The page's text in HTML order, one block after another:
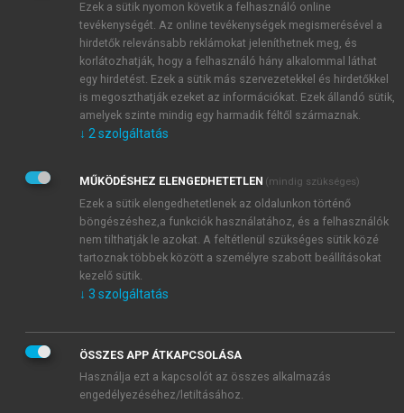
JELSZÓ ÚJRA
Kérek értesítést a MeRSZ újdonságairól, akcióiról.
Kérek értesítést az Akadémiai Kiadó Zrt. újdonságairól,
Adatkezelési tájékoztatóbanfoglaltakat tudomásul
veszem és elfogadom.
Általános vásárlási feltételeket, valamint a szotar.netés a
mersz.huoldalak licencszerződéseiben foglaltakat
tudomásul veszem és elfogadom.
KIPRÓBÁLOM
Ezek a sütik nyomon követik a felhasználó online
tevékenységét. Az online tevékenységek megismerésével a
hirdetők relevánsabb reklámokat jeleníthetnek meg, és
korlátozhatják, hogy a felhasználó hány alkalommal láthat
egy hirdetést. Ezek a sütik más szervezetekkel és hirdetőkkel
is megoszthatják ezeket az információkat. Ezek állandó sütik,
amelyek szinte mindig egy harmadik féltől származnak.
↓ 2 szolgáltatás
MŰKÖDÉSHEZ ELENGEDHETETLEN (mindig szükséges)
Ezek a sütik elengedhetetlenek az oldalunkon történő
böngészéshez,a funkciók használatához, és a felhasználók
nem tilthatják le azokat. A feltétlenül szükséges sütik közé
tartoznak többek között a személyre szabott beállításokat
kezelő sütik.
↓ 3 szolgáltatás
ÖSSZES APP ÁTKAPCSOLÁSA
Használja ezt a kapcsolót az összes alkalmazás
engedélyezéséhez/letiltásához.